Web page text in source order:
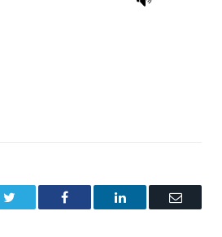
Facebook LinkedIn Email